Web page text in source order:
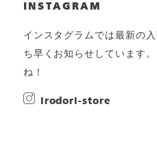
INSTAGRAM
インスタグラムでは最新の
ち早くお知らせしています
ね！
irodori-store